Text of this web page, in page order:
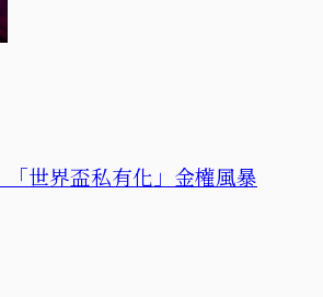
世界盃私有化」金權風暴